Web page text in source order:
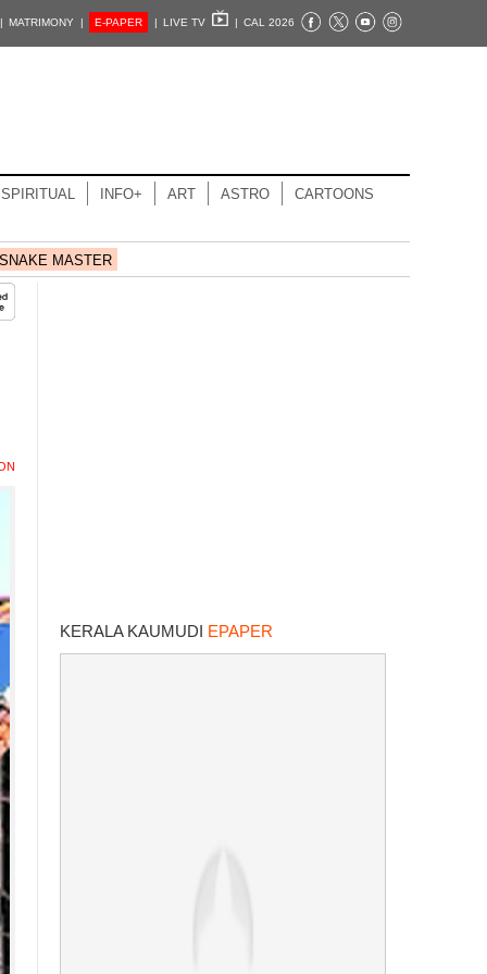
MATRIMONY | E-PAPER | LIVE TV | CAL 2026
SPIRITUAL INFO+ ART ASTRO CARTOONS
MASTER
KERALA KAUMUDI EPAPER